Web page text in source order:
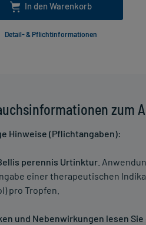
zum
Hinweise (Pflichtangaben):
perennis Urtinktur .
einer therapeutischen
pro Tropfen.
und Nebenwirkungen lesen
In den Warenkorb
Detail- & Pflichtinformationen